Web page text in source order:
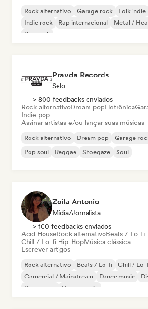
Rock alternativo Garage rock Folk indie
Indie rock
Rap internacional
Metal /
Pop rock
Pravda Records
Selo
> 800 feedbacks enviados
Rock alternativoDream popEletrônica
Indie pop
Assinar artistas e/ou lançar suas músicas
Rock alternativo Dream pop Garage
Pop soul
Reggae Shoegaze Soul
Zoila Antonio
Mídia/Jornalista
> 100 feedbacks enviados
Acid HouseRock alternativoBeats / Lo-fi
Chill / Lo-fi Hip-HopMúsica clássica
Escrever artigos
Rock alternativo Beats / Lo-fi
Chill / Lo-
Comercial / Mainstream
Dance music
Dream pop
House music